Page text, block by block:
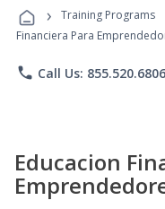
› Training Programs
Financiera Para
phone Call Us: 855.520.6806
Educacion